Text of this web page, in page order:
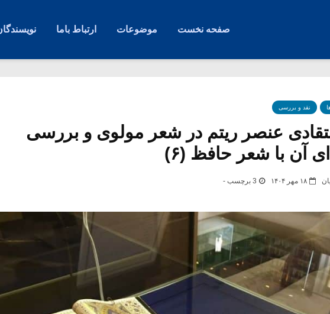
صفحه نخست موضوعات ارتباط باما
نقد و بررسی
عنصر ریتم در شعر مولوی و بررسی
آن با شعر حافظ (۶)
۱۸ مهر ۱۴۰۴ 3 برچسب -